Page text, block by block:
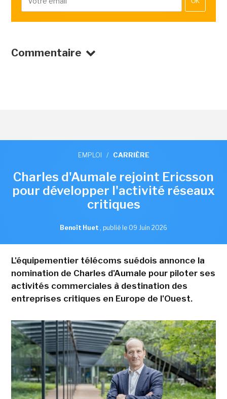
Commentaire
EMPLOI / CARRIÈRE
Charles d'Aumale rejoint Ericsson
pour développer l'activité réseaux
critiques
Benoît Huet , publié le 09 Juin 2026
L'équipementier télécoms suédois annonce la
nomination de Charles d'Aumale pour piloter ses
activités commerciales à destination des
entreprises critiques en Europe de l'Ouest.